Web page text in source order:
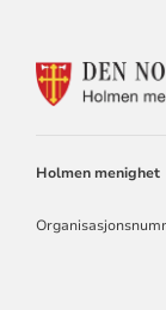
Holmen menighet